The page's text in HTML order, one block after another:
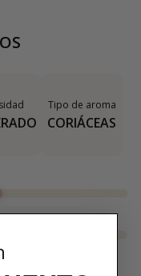
Tipo de aroma
CORIÁCEAS